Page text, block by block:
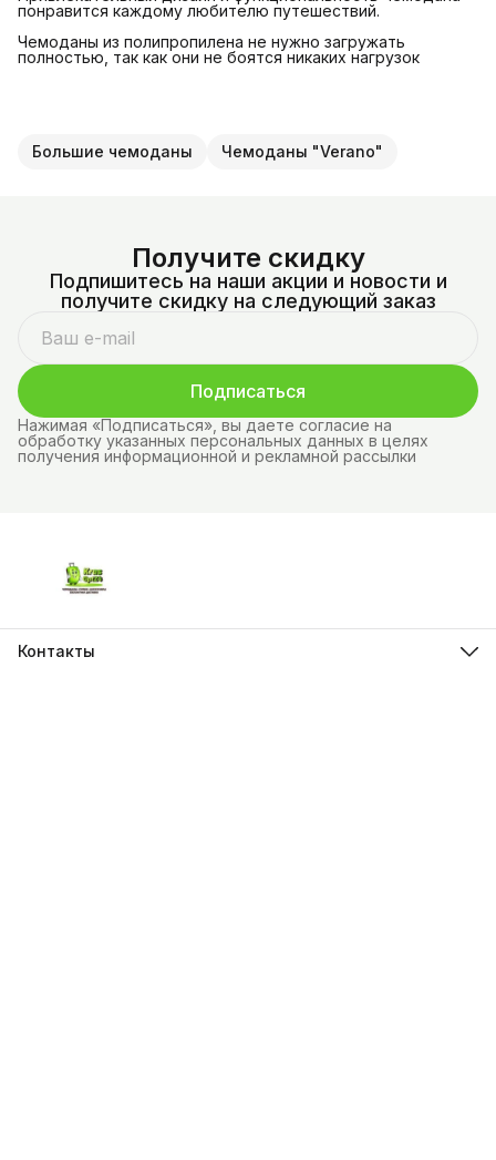
понравится каждому любителю путешествий.
Чемоданы из полипропилена не нужно загружать
полностью, так как они не боятся никаких нагрузок
Большие чемоданы Чемоданы "Verano"
Получите скидку
Подпишитесь на наши акции и новости и
получите скидку на следующий заказ
Подписаться
Нажимая «Подписаться», вы даете согласие на
обработку указанных персональных данных в целях
получения информационной и рекламной рассылки
Контакты